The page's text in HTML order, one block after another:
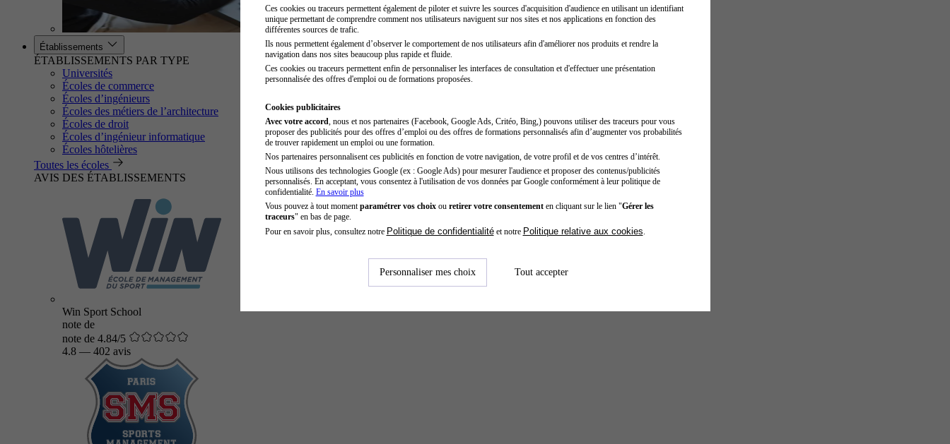
Établissements
ÉTABLISSEMENTS PAR TYPE
Universités
Écoles de commerce
Écoles d’ingénieurs
Écoles des métiers de l’architecture
Écoles de droit
Écoles d’ingénieur informatique
Écoles hôtelières
Toutes les écoles
AVIS DES ÉTABLISSEMENTS
Win Sport School
note de
note de 4.84/5
4.8 — 402 avis
Ces cookies ou traceurs permettent également de piloter et suivre les sources d'acquisition d'audience en utilisant un identifiant
unique permettant de comprendre comment nos utilisateurs naviguent sur nos sites et nos applications en fonction des
différentes sources de trafic.
Ils nous permettent également d’observer le comportement de nos utilisateurs afin d'améliorer nos produits et rendre la
navigation dans nos sites beaucoup plus rapide et fluide.
Ces cookies ou traceurs permettent enfin de personnaliser les interfaces de consultation et d'effectuer une présentation
personnalisée des offres d'emploi ou de formations proposées.
Cookies publicitaires
Avec votre accord , nous et nos partenaires (Facebook, Google Ads, Critéo, Bing,) pouvons utiliser des traceurs pour vous
proposer des publicités pour des offres d’emploi ou des offres de formations personnalisés afin d’augmenter vos probabilités
de trouver rapidement un emploi ou une formation.
Nos partenaires personnalisent ces publicités en fonction de votre navigation, de votre profil et de vos centres d’intérêt.
Nous utilisons des technologies Google (ex : Google Ads) pour mesurer l'audience et proposer des contenus/publicités
personnalisés. En acceptant, vous consentez à l'utilisation de vos données par Google conformément à leur politique de
confidentialité. En savoir plus
Vous pouvez à tout moment paramétrer vos choixou retirer votre consentementen cliquant sur le lien "Gérer les
traceurs" en bas de page.
Pour en savoir plus, consultez notre Politique de confidentialitéet notre Politique relative aux cookies
Personnaliser mes choix Tout accepter